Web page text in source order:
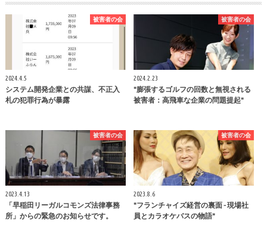
被害者の会
2024.4.5
システム開発企業との共謀、不正入
札の犯罪行為が暴露
被害者の会
2024.2.23
"膨張するゴルフの回数と無視される
被害者：高飛車な企業の問題提起"
被害者の会
2023.4.13
「早稲田リーガルコモンズ法律事務
所」からの緊急のお知らせです。
被害者の会
2023.8.6
"フランチャイズ経営の裏面 - 現場社
員とカラオケバスの物語"